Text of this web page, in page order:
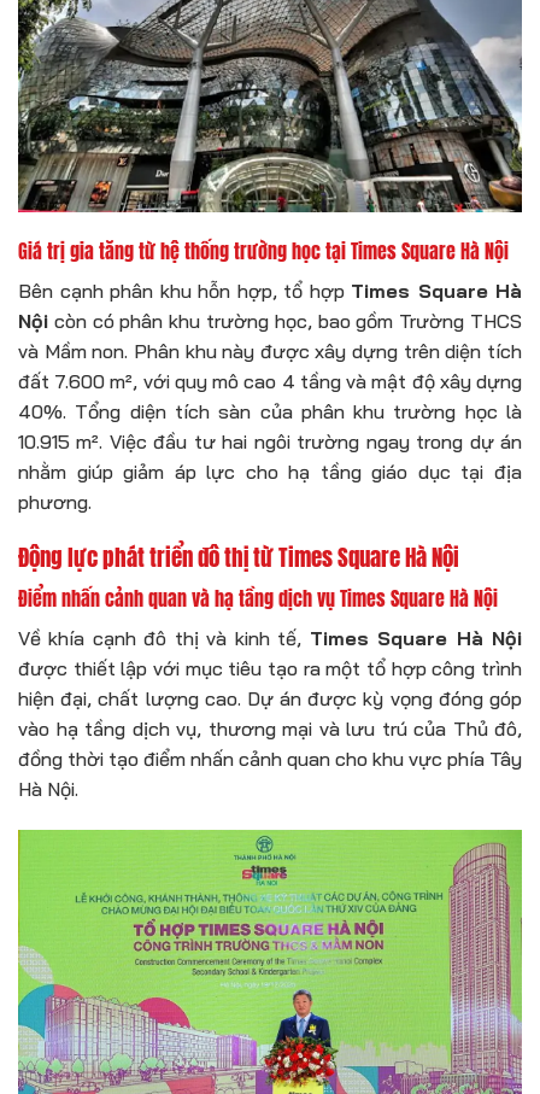
Giá trị gia tăng từ hệ thống trường học tại Times Square Hà Nội
Bên cạnh phân khu hỗn hợp, tổ hợp Times Square Hà
Nội còn có phân khu trường học, bao gồm Trường THCS
và Mầm non. Phân khu này được xây dựng trên diện tích
đất 7.600 m², với quy mô cao 4 tầng và mật độ xây dựng
40%. Tổng diện tích sàn của phân khu trường học là
10.915 m². Việc đầu tư hai ngôi trường ngay trong dự án
nhằm giúp giảm áp lực cho hạ tầng giáo dục tại địa
phương.
Động lực phát triển đô thị từ Times Square Hà Nội
Điểm nhấn cảnh quan và hạ tầng dịch vụ Times Square Hà Nội
Về khía cạnh đô thị và kinh tế, Times Square Hà Nội
được thiết lập với mục tiêu tạo ra một tổ hợp công trình
hiện đại, chất lượng cao. Dự án được kỳ vọng đóng góp
vào hạ tầng dịch vụ, thương mại và lưu trú của Thủ đô,
đồng thời tạo điểm nhấn cảnh quan cho khu vực phía Tây
Hà Nội.